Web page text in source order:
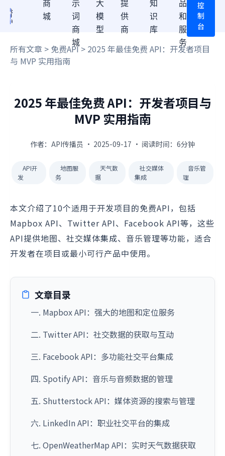
商
城
示
词
商
城
大
模
型
提
供
商
知
识
库
品
和
服
务
控
制
台
所有文章 > 免费API> 2025 年最佳免费 API：开发者项目
与 MVP 实用指南
2025 年最佳免费 API：开发者项目与
MVP 实用指南
作者：API传播员 · 2025-09-17 · 阅读时间：6分钟
API开
发
地图服
务
天气数
据
社交媒体
集成
音乐管
理
本文介绍了10个适用于开发项目的免费API，包括
Mapbox API、Twitter API、Facebook API等，这些
API提供地图、社交媒体集成、音乐管理等功能，适合
开发者在项目或最小可行产品中使用。
文章目录
一. Mapbox API：强大的地图和定位服务
二. Twitter API：社交数据的获取与互动
三. Facebook API：多功能社交平台集成
四. Spotify API：音乐与音频数据的管理
五. Shutterstock API：媒体资源的搜索与管理
六. LinkedIn API：职业社交平台的集成
七. OpenWeatherMap API：实时天气数据获取